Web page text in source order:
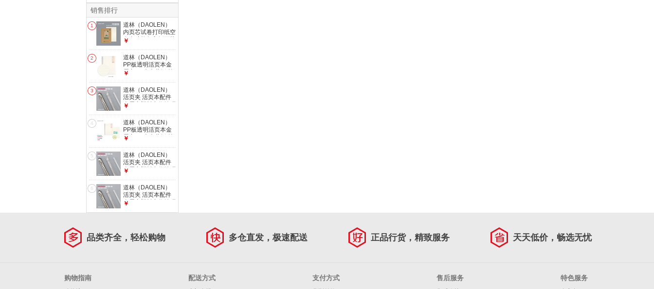
销售排行
1
道林（DAOLEN）
内页芯试卷打印纸空
白多功能复印纸可装
生涂鸦绘画商务打印
会议办公用品 【30
孔】80克米黄纸-
A4-100张 #空白打
印纸【一包】
￥
2
道林（DAOLEN）
PP板透明活页本金
属夹 80克米黄纸 简
笔记本子草稿手账文
具课堂练习办公会议
白色壳-横线纸60张
B5-26孔
￥
3
道林（DAOLEN）
活页夹 活页本配件
金属夹塑料夹收纳环
拆卸替芯扣 文具容
量环 百纳夹-金属夹
（可装200张纸 单个
装） B5-26孔#
￥
4
道林（DAOLEN）
PP板透明活页本金
属夹 80克米黄纸 简
笔记本子草稿手账文
具课堂练习办公会议
白色壳-横线纸120
张 B5-26孔
￥
5
道林（DAOLEN）
活页夹 活页本配件
金属夹塑料夹收纳环
拆卸替芯扣 文具容
量环 百纳夹-金属夹
（可装200张纸 单个
装） A4-30孔#
￥
6
道林（DAOLEN）
活页夹 活页本配件
金属夹塑料夹收纳环
片装） B5-26孔#
￥
品类齐全，轻松购物 多仓直发，极速配送 正品行货，精致服务 天天低价，畅选无忧
购物指南 配送方式 支付方式 售后服务 特色服务